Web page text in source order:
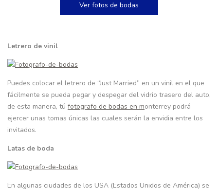
Ver fotos de bodas
Letrero de vinil
Puedes colocar el letrero de “Just Married” en un vinil en el que
fácilmente se pueda pegar y despegar del vidrio trasero del auto,
de esta manera, tú fotografo de bodas en monterrey podrá
ejercer unas tomas únicas las cuales serán la envidia entre los
invitados.
Latas de boda
En algunas ciudades de los USA (Estados Unidos de América) se